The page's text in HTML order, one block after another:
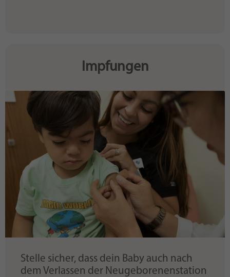
Impfungen
Stelle sicher, dass dein Baby auch nach
dem Verlassen der Neugeborenenstation